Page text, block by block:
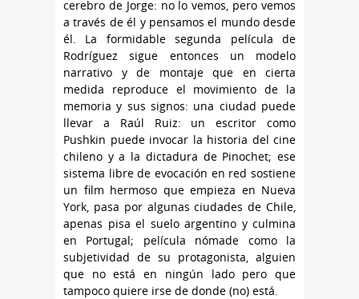
cerebro de Jorge: no lo vemos, pero vemos
a través de él y pensamos el mundo desde
él. La formidable segunda película de
Rodríguez sigue entonces un modelo
narrativo y de montaje que en cierta
medida reproduce el movimiento de la
memoria y sus signos: una ciudad puede
llevar a Raúl Ruiz: un escritor como
Pushkin puede invocar la historia del cine
chileno y a la dictadura de Pinochet; ese
sistema libre de evocación en red sostiene
un film hermoso que empieza en Nueva
York, pasa por algunas ciudades de Chile,
apenas pisa el suelo argentino y culmina
en Portugal; película nómade como la
subjetividad de su protagonista, alguien
que no está en ningún lado pero que
tampoco quiere irse de donde (no) está.